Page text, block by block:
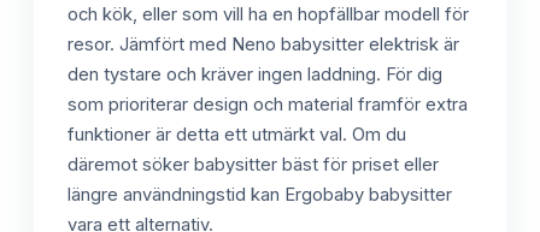
och kök, eller som vill ha en hopfällbar modell för
resor. Jämfört med Neno babysitter elektrisk är
den tystare och kräver ingen laddning. För dig
som prioriterar design och material framför extra
funktioner är detta ett utmärkt val. Om du
däremot söker babysitter bäst för priset eller
längre användningstid kan Ergobaby babysitter
vara ett alternativ.